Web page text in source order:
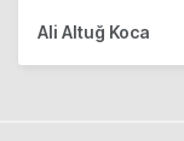
Ali Altuğ Koca